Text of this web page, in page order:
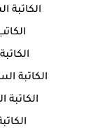
الكاتبة